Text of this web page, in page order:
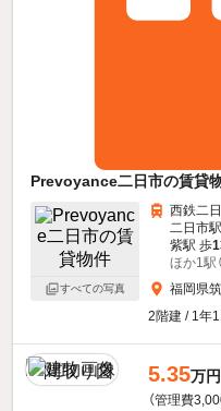
Prevoyance二日市の賃貸
すべての写真
西鉄二
二日市
紫駅 歩
ほか1駅
福岡県
2階建 / 1年
5.35万円
（管理費